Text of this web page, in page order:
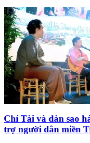
Chí Tài và dàn sao
trợ người dân miền